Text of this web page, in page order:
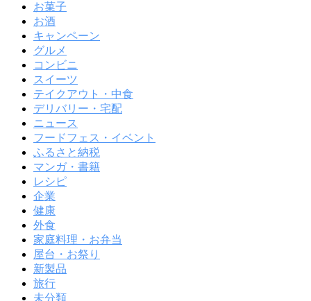
お菓子
お酒
キャンペーン
グルメ
コンビニ
スイーツ
テイクアウト・中食
デリバリー・宅配
ニュース
フードフェス・イベント
ふるさと納税
マンガ・書籍
レシピ
企業
健康
外食
家庭料理・お弁当
屋台・お祭り
新製品
旅行
未分類